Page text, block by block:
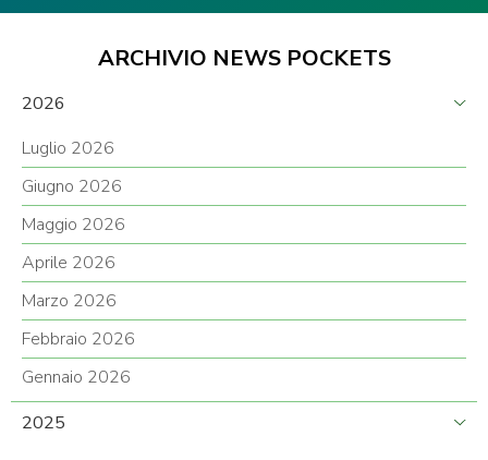
ARCHIVIO NEWS POCKETS
2026
Luglio 2026
Giugno 2026
Maggio 2026
Aprile 2026
Marzo 2026
Febbraio 2026
Gennaio 2026
2025